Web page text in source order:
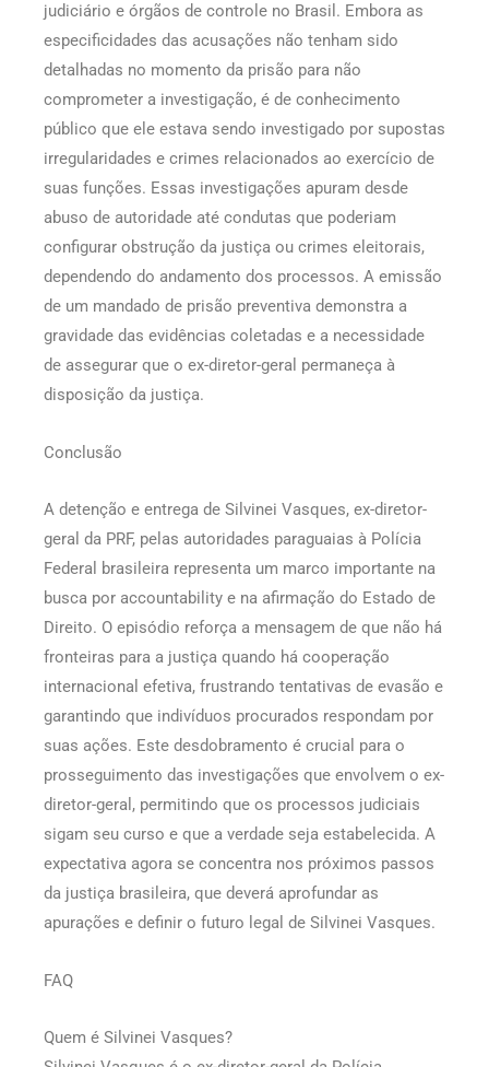
judiciário e órgãos de controle no Brasil. Embora as
especificidades das acusações não tenham sido
detalhadas no momento da prisão para não
comprometer a investigação, é de conhecimento
público que ele estava sendo investigado por supostas
irregularidades e crimes relacionados ao exercício de
suas funções. Essas investigações apuram desde
abuso de autoridade até condutas que poderiam
configurar obstrução da justiça ou crimes eleitorais,
dependendo do andamento dos processos. A emissão
de um mandado de prisão preventiva demonstra a
gravidade das evidências coletadas e a necessidade
de assegurar que o ex-diretor-geral permaneça à
disposição da justiça.
Conclusão
A detenção e entrega de Silvinei Vasques, ex-diretor-
geral da PRF, pelas autoridades paraguaias à Polícia
Federal brasileira representa um marco importante na
busca por accountability e na afirmação do Estado de
Direito. O episódio reforça a mensagem de que não há
fronteiras para a justiça quando há cooperação
internacional efetiva, frustrando tentativas de evasão e
garantindo que indivíduos procurados respondam por
suas ações. Este desdobramento é crucial para o
prosseguimento das investigações que envolvem o ex-
diretor-geral, permitindo que os processos judiciais
sigam seu curso e que a verdade seja estabelecida. A
expectativa agora se concentra nos próximos passos
da justiça brasileira, que deverá aprofundar as
apurações e definir o futuro legal de Silvinei Vasques.
FAQ
Quem é Silvinei Vasques?